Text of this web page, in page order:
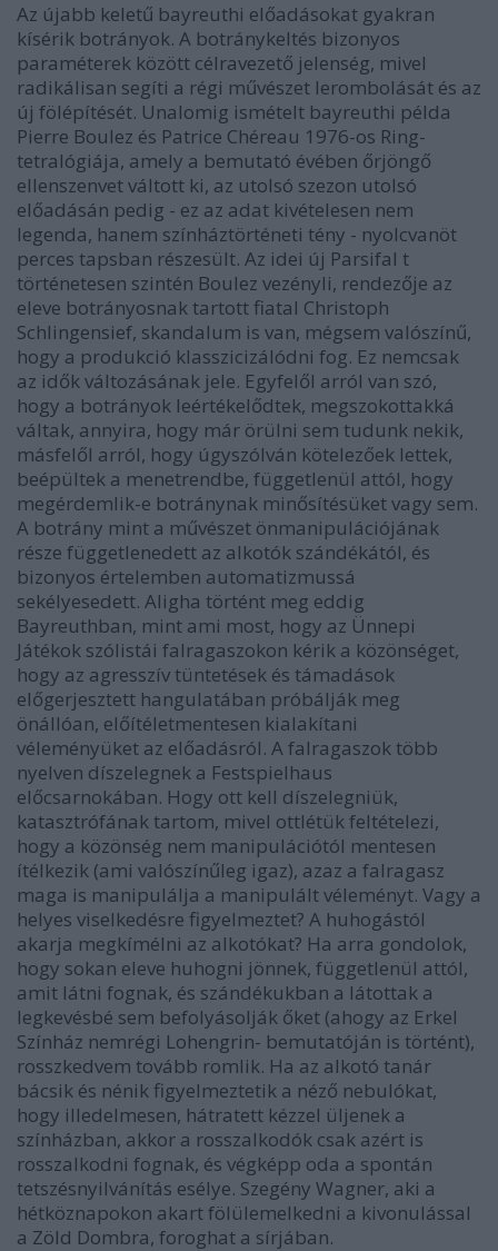
Az újabb keletű bayreuthi előadásokat gyakran
kísérik botrányok. A botránykeltés bizonyos
paraméterek között célravezető jelenség, mivel
radikálisan segíti a régi művészet lerombolását és az
új fölépítését. Unalomig ismételt bayreuthi példa
Pierre Boulez és Patrice Chéreau 1976-os Ring-
tetralógiája, amely a bemutató évében őrjöngő
ellenszenvet váltott ki, az utolsó szezon utolsó
előadásán pedig - ez az adat kivételesen nem
legenda, hanem színháztörténeti tény - nyolcvanöt
perces tapsban részesült. Az idei új Parsifal t
történetesen szintén Boulez vezényli, rendezője az
eleve botrányosnak tartott fiatal Christoph
Schlingensief, skandalum is van, mégsem valószínű,
hogy a produkció klasszicizálódni fog. Ez nemcsak
az idők változásának jele. Egyfelől arról van szó,
hogy a botrányok leértékelődtek, megszokottakká
váltak, annyira, hogy már örülni sem tudunk nekik,
másfelől arról, hogy úgyszólván kötelezőek lettek,
beépültek a menetrendbe, függetlenül attól, hogy
megérdemlik-e botránynak minősítésüket vagy sem.
A botrány mint a művészet önmanipulációjának
része függetlenedett az alkotók szándékától, és
bizonyos értelemben automatizmussá
sekélyesedett. Aligha történt meg eddig
Bayreuthban, mint ami most, hogy az Ünnepi
Játékok szólistái falragaszokon kérik a közönséget,
hogy az agresszív tüntetések és támadások
előgerjesztett hangulatában próbálják meg
önállóan, előítéletmentesen kialakítani
véleményüket az előadásról. A falragaszok több
nyelven díszelegnek a Festspielhaus
előcsarnokában. Hogy ott kell díszelegniük,
katasztrófának tartom, mivel ottlétük feltételezi,
hogy a közönség nem manipulációtól mentesen
ítélkezik (ami valószínűleg igaz), azaz a falragasz
maga is manipulálja a manipulált véleményt. Vagy a
helyes viselkedésre figyelmeztet? A huhogástól
akarja megkímélni az alkotókat? Ha arra gondolok,
hogy sokan eleve huhogni jönnek, függetlenül attól,
amit látni fognak, és szándékukban a látottak a
legkevésbé sem befolyásolják őket (ahogy az Erkel
Színház nemrégi Lohengrin- bemutatóján is történt),
rosszkedvem tovább romlik. Ha az alkotó tanár
bácsik és nénik figyelmeztetik a néző nebulókat,
hogy illedelmesen, hátratett kézzel üljenek a
színházban, akkor a rosszalkodók csak azért is
rosszalkodni fognak, és végképp oda a spontán
tetszésnyilvánítás esélye. Szegény Wagner, aki a
hétköznapokon akart fölülemelkedni a kivonulással
a Zöld Dombra, foroghat a sírjában.